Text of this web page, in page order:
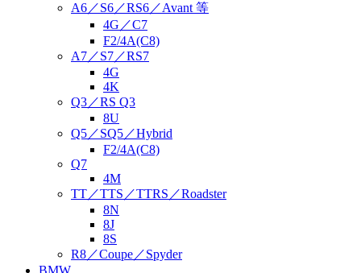
A6／S6／RS6／Avant 等
4G／C7
F2/4A(C8)
A7／S7／RS7
4G
4K
Q3／RS Q3
8U
Q5／SQ5／Hybrid
F2/4A(C8)
Q7
4M
TT／TTS／TTRS／Roadster
8N
8J
8S
R8／Coupe／Spyder
BMW